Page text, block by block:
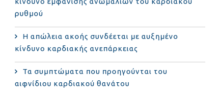
ρυθμού
Η απώλεια ακοής συνδέεται με αυξημένο
κίνδυνο καρδιακής ανεπάρκειας
Τα συμπτώματα που προηγούνται του
αιφνίδιου καρδιακού θανάτου